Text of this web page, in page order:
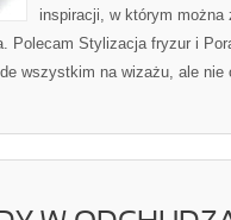
inspiracji, w którym
Polecam Stylizacja fryzur i
wszystkim na wizażu, ale nie